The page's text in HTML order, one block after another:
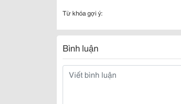
Từ khóa gợi ý:
Bình luận